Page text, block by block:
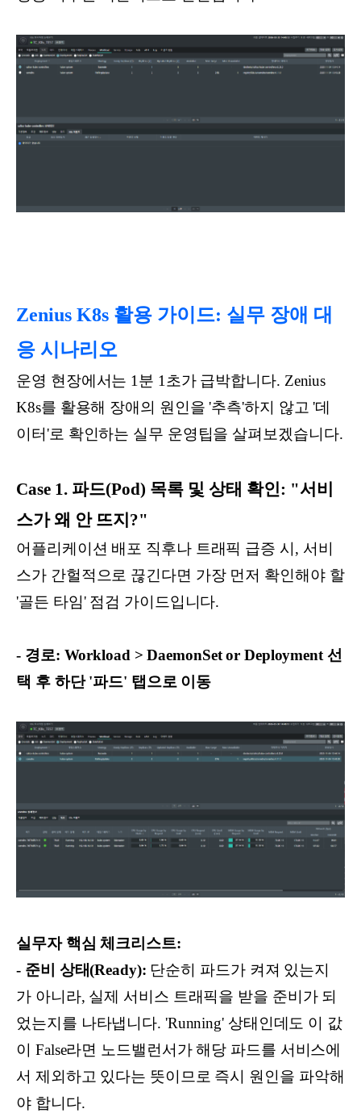
Zenius K8s 활용 가이드: 실무 장애 대
응 시나리오
운영 현장에서는 1분 1초가 급박합니다. Zenius
K8s를 활용해 장애의 원인을 '추측'하지 않고 '데
이터'로 확인하는 실무 운영팁을 살펴보겠습니다.
Case 1. 파드(Pod) 목록 및 상태 확인: "서비
스가 왜 안 뜨지?"
어플리케이션 배포 직후나 트래픽 급증 시, 서비
스가 간헐적으로 끊긴다면 가장 먼저 확인해야 할
'골든 타임' 점검 가이드입니다.
- 경로: Workload > DaemonSet or Deployment 선
택 후 하단 '파드' 탭으로 이동
실무자 핵심 체크리스트:
- 준비 상태(Ready): 단순히 파드가 켜져 있는지
가 아니라, 실제 서비스 트래픽을 받을 준비가 되
었는지를 나타냅니다. 'Running' 상태인데도 이 값
이 False라면 노드밸런서가 해당 파드를 서비스에
서 제외하고 있다는 뜻이므로 즉시 원인을 파악해
야 합니다.